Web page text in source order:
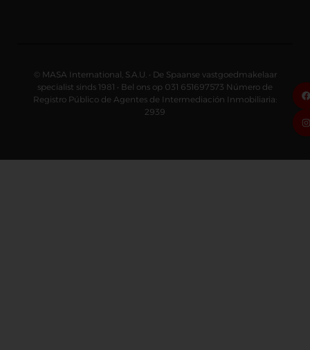
© MASA International, S.A.U. • De Spaanse vastgoedmakelaar
specialist sinds 1981 • Bel ons op 031 651697573 Número de
Registro Público de Agentes de Intermediación Inmobiliaria:
2939